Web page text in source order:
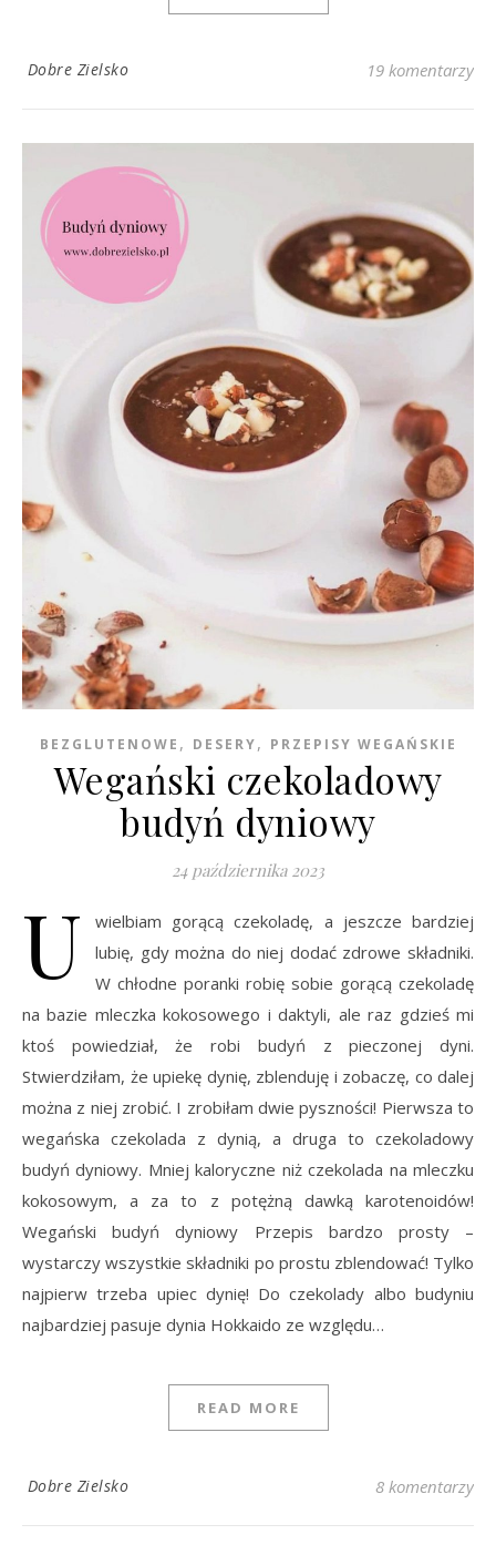
Dobre Zielsko 19 komentarzy
BEZGLUTENOWE , DESERY, PRZEPISY WEGAŃSKIE
Wegański czekoladowy
budyń dyniowy
24 października 2023
U
wielbiam gorącą czekoladę, a jeszcze bardziej
lubię, gdy można do niej dodać zdrowe składniki.
W chłodne poranki robię sobie gorącą czekoladę
na bazie mleczka kokosowego i daktyli, ale raz gdzieś mi
ktoś powiedział, że robi budyń z pieczonej dyni.
Stwierdziłam, że upiekę dynię, zblenduję i zobaczę, co dalej
można z niej zrobić. I zrobiłam dwie pyszności! Pierwsza to
wegańska czekolada z dynią, a druga to czekoladowy
budyń dyniowy. Mniej kaloryczne niż czekolada na mleczku
kokosowym, a za to z potężną dawką karotenoidów!
Wegański budyń dyniowy Przepis bardzo prosty –
wystarczy wszystkie składniki po prostu zblendować! Tylko
najpierw trzeba upiec dynię! Do czekolady albo budyniu
najbardziej pasuje dynia Hokkaido ze względu…
READ MORE
Dobre Zielsko 8 komentarzy